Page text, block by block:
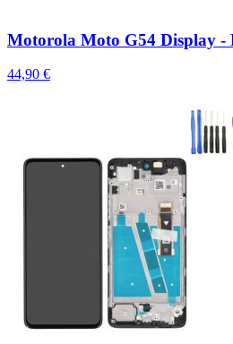
Motorola Moto G54 Display -
44,90 €